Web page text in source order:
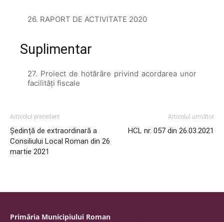
26. RAPORT DE ACTIVITATE 2020
Suplimentar
27. Proiect de hotărâre privind acordarea unor
facilități fiscale
Articolul precedent
Ședință de extraordinară a
Consiliului Local Roman din 26
martie 2021
Articolul următor
HCL nr. 057 din 26.03.2021
Primăria Municipiului Roman